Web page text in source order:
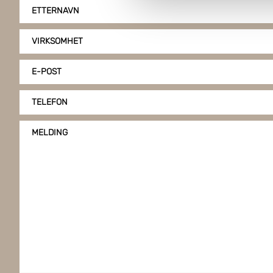
ETTERNAVN
VIRKSOMHET
E-POST
TELEFON
MELDING